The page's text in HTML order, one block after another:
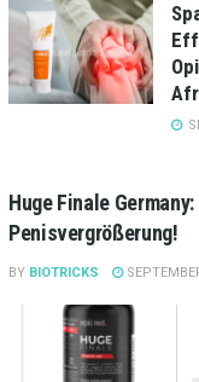
Huge Finale
Penisvergrößerung!
BY BIOTRICKS